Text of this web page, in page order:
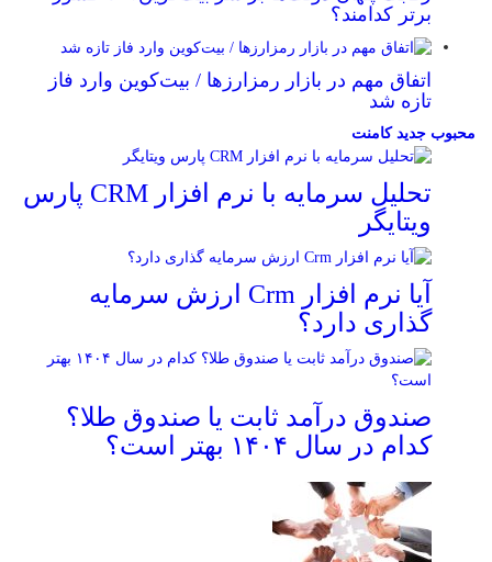
برتر کدامند؟
اتفاق مهم در بازار رمزارزها / بیت‌کوین وارد فاز
تازه شد
محبوب جدیدکامنت
تحلیل سرمایه با نرم افزار CRM پارس
ویتایگر
آیا نرم افزار Crm ارزش سرمایه
گذاری دارد؟
صندوق درآمد ثابت یا صندوق طلا؟
کدام در سال ۱۴۰۴ بهتر است؟